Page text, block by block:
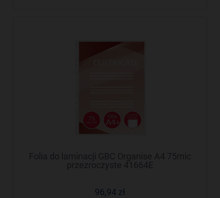
Folia do laminacji GBC Organise A4 75mic
przezroczyste 41664E
96,94 zł